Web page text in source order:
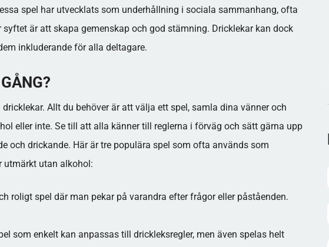
spel har utvecklats som underhållning i sociala sammanhang, ofta
är att skapa gemenskap och god stämning. Dricklekar kan dock
inkluderande för alla deltagare.
Allt du behöver är att välja ett spel, samla dina vänner och
eller inte. Se till att alla känner till reglerna i förväg och sätt gärna upp
och drickande. Här är tre populära spel som ofta används som
utmärkt utan alkohol:
roligt spel där man pekar på varandra efter frågor eller påståenden.
som enkelt kan anpassas till drickleksregler, men även spelas helt